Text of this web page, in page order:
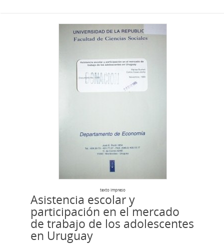
texto impreso
Asistencia escolar y
participación en el mercado
de trabajo de los adolescentes
en Uruguay